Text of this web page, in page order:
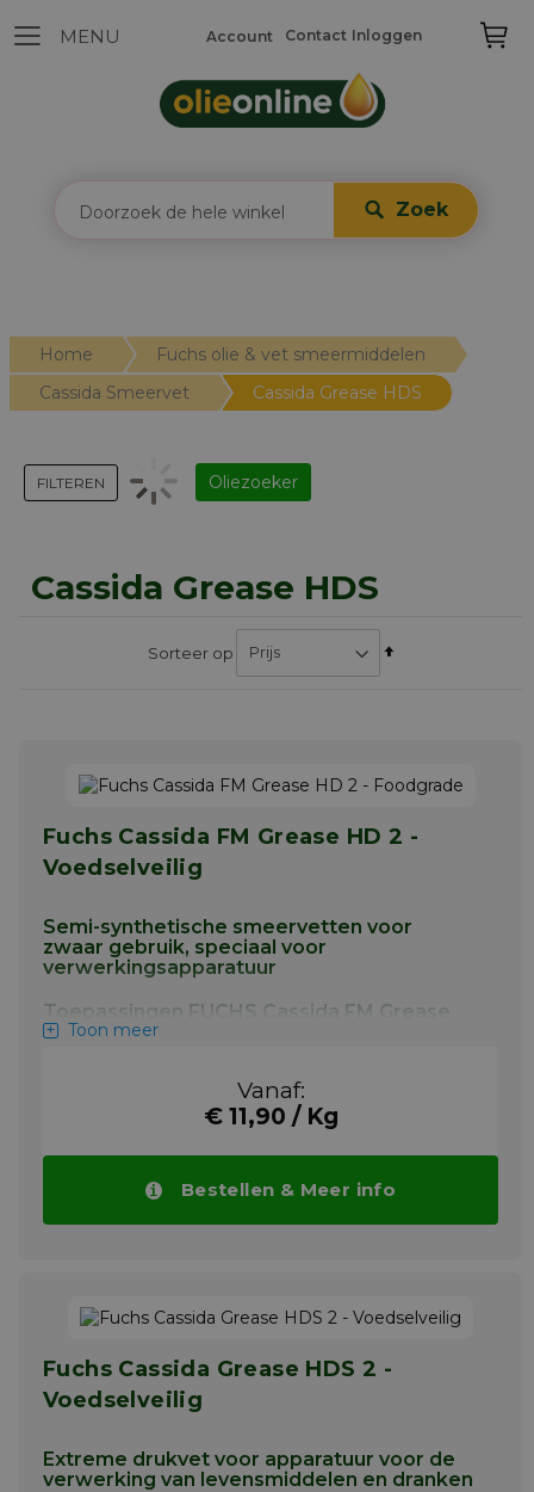
Zoek
Contact Inloggen
Account
Home
Fuchs olie & vet smeermiddelen
Cassida Smeervet
Cassida Grease HDS
Cassida Grease HDS
Sorteer op
Van
Fuchs Cassida FM Grease HD 2 -
Voedselveilig
Semi-synthetische smeervetten voor
zwaar gebruik, speciaal voor
verwerkingsapparatuur
Toepassingen FUCHS Cassida FM Grease
HD 2
Aanbevolen voor gebruik in machines waar
frequente verversing van de vetvulling
nodig is of waar een hoog productverbruik is.
toepassingen. Gewrichten, koppelingen en
tankafsluitingen.
Toon meer
Vanaf:
€ 11,90 / Kg
Bestellen & Meer info
Fuchs Cassida Grease HDS 2 -
Voedselveilig
Extreme drukvet voor apparatuur voor de
verwerking van levensmiddelen en dranken
FILTEREN Oliezoeker